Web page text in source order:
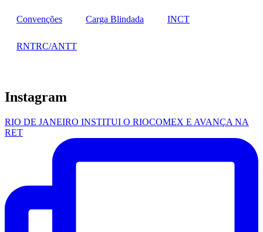
Convenções Carga Blindada INCT
RNTRC/ANTT
Instagram
RIO DE JANEIRO INSTITUI O RIOCOMEX E AVANÇA NA
RET